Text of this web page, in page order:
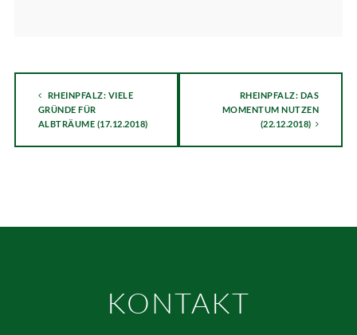
RHEINPFALZ: VIELE
GRÜNDE FÜR
ALBTRÄUME (17.12.2018)
RHEINPFALZ: DAS
MOMENTUM NUTZEN
(22.12.2018)
KONTAKT